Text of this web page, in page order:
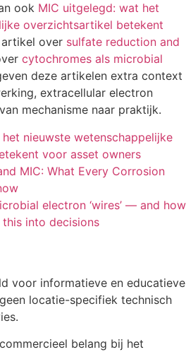
ook MIC uitgelegd: wat het
overzichtsartikel betekent
artikel over sulfate reduction and
cytochromes als microbial
deze artikelen extra context
extracellular electron
mechanisme naar praktijk.
nieuwste wetenschappelijke
voor asset owners
MIC: What Every Corrosion
electron ‘wires’ — and how
into decisions
voor informatieve en educatieve
locatie-specifiek technisch
belang bij het